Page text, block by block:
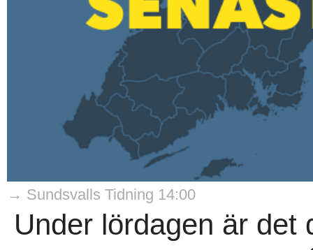
→ Sundsvalls Tidning 14:00
Under lördagen är det